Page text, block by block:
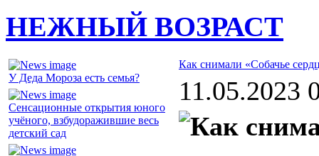
НЕЖНЫЙ ВОЗРАСТ
У Деда Мороза есть семья?
Сенсационные открытия юного
учёного, взбудоражившие весь
детский сад
Как снимали «Собачье
11.05.2023